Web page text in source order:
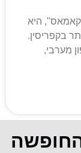
היא
בקפריסין.
מערבי,
החופשה